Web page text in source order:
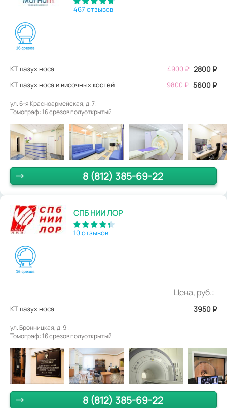
467 отзывов
КТ пазух носа 4900₽ 2800 ₽
КТ пазух носа и височных костей 9800 ₽ 5600 ₽
ул. 6-я Красноармейская, д. 7.
Томограф: 16 срезов полуоткрытый
8 (812) 385-69-22
СПБ НИИ ЛОР
10 отзывов
Цена, руб.:
КТ пазух носа 3950 ₽
ул. Бронницкая, д. 9 .
Томограф: 16 срезов полуоткрытый
8 (812) 385-69-22